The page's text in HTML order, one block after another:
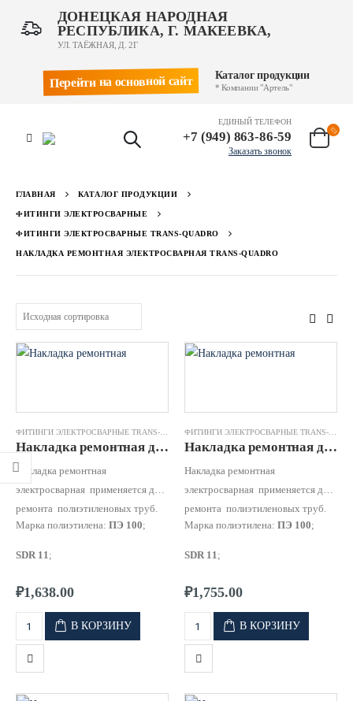
ДОНЕЦКАЯ НАРОДНАЯ
РЕСПУБЛИКА, Г. МАКЕЕВКА,
УЛ. ТАЁЖНАЯ, Д. 2Г
Перейти на основной сайт Каталог продукции
* Компании "Артель"
ЕДИНЫЙ ТЕЛЕФОН
+7 (949) 863-86-59
Заказать звонок
ГЛАВНАЯ КАТАЛОГ ПРОДУКЦИИ
ФИТИНГИ ЭЛЕКТРОСВАРНЫЕ
ФИТИНГИ ЭЛЕКТРОСВАРНЫЕ TRANS-QUADRO
НАКЛАДКА РЕМОНТНАЯ ЭЛЕКТРОСВАРНАЯ TRANS-QUADRO
,НАКЛАДКА РЕМОНТНАЯ
Накладка ремонтная д.0063 SDR11 ПЭ100 TRANS-QUADRO
Накладка ремонтная
электросварная применяется для
ремонта полиэтиленовых труб.
Марка полиэтилена: ПЭ 100;
SDR 11;
Рабочее давление:
воды;
₽1,638.00
В КОРЗИНУ
Накладка ремонтная д.0075 SDR11 ПЭ100 TRANS-QUADRO
Накладка ремонтная
электросварная применяется для
ремонта полиэтиленовых труб.
Марка полиэтилена: ПЭ 100;
SDR 11;
Рабочее давление:
воды;
₽1,755.00
В КОРЗИНУ